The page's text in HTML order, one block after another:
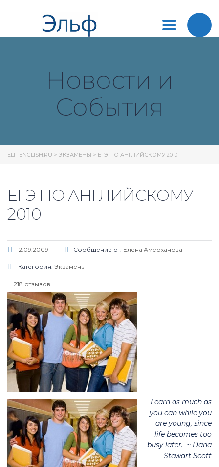
Toggle
Новости и
События
ELF-ENGLISH.RU > ЭКЗАМЕНЫ > ЕГЭ ПО АНГЛИЙСКОМУ 2010
ЕГЭ ПО АНГЛИЙСКОМУ
2010
12.09.2009 Сообщение от: Елена Амерханова
Категория: Экзамены
218 отзывов
Learn as much as
you can while you
are young, since
life becomes too
busy later. ~ Dana
Stewart Scott